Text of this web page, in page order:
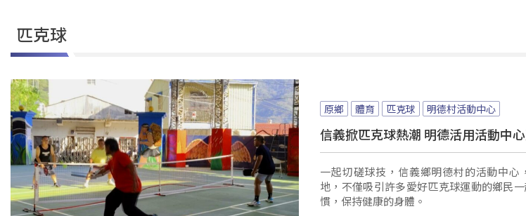
匹克球
原鄉 體育 匹克球 明德村活動中心
信義掀匹克球熱潮 明德活用活動中
一起切磋球技，信義鄉明德村的活動中
地，不僅吸引許多愛好匹克球運動的鄉民
慣，保持健康的身體。